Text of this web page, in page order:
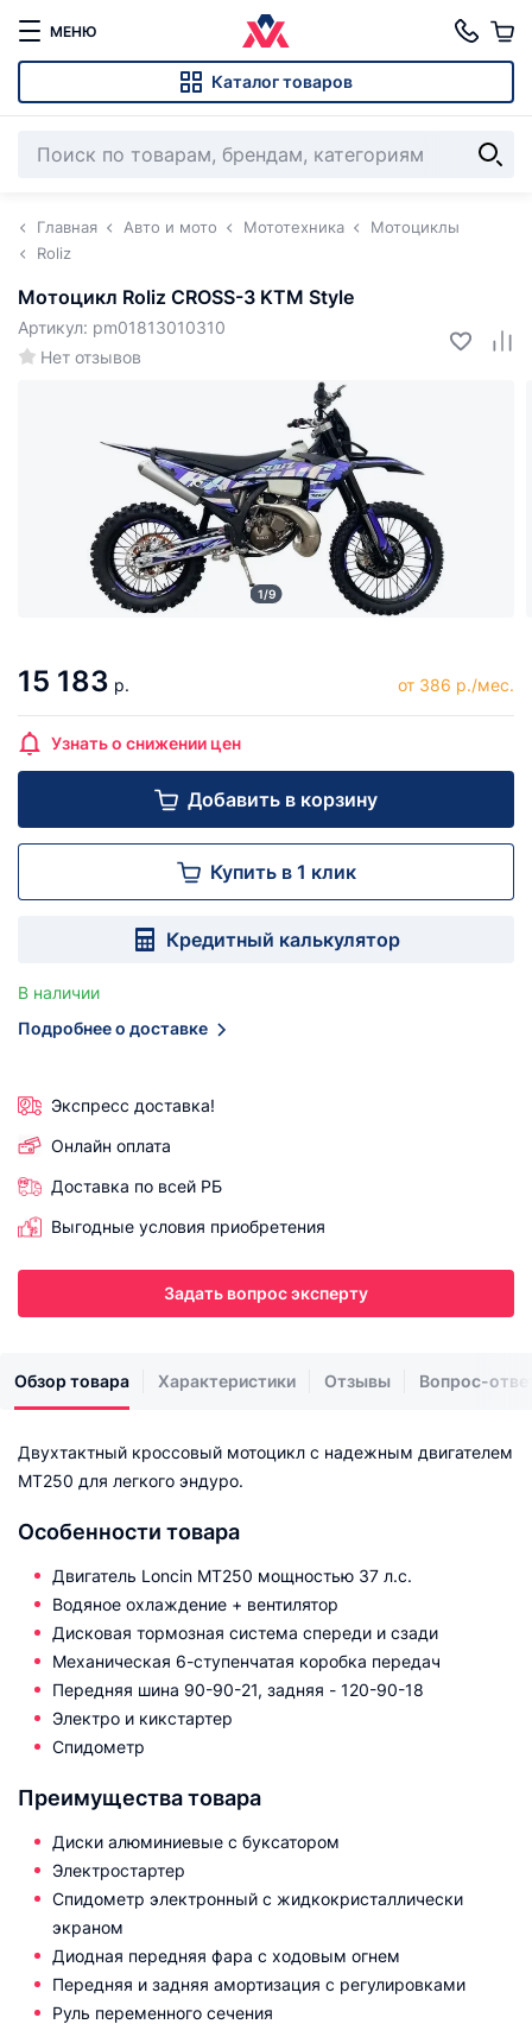
МЕНЮ
Каталог товаров
Главная Авто и мото Мототехника
Мотоциклы
Roliz
Мотоцикл Roliz CROSS-3 KTM Style
Нет отзывов
Артикул: pm01813010310
1/9
15 183 р. от 386 р./мес.
Узнать о снижении цен
Добавить в корзину
Купить в 1 клик
Кредитный калькулятор
В наличии
Подробнее о доставке
Экспресс доставка!
Онлайн оплата
Доставка по всей РБ
Выгодные условия приобретения
Задать вопрос эксперту
Обзор товара Характеристики Отзывы Вопрос-
Двухтактный кроссовый мотоцикл с надежным двигателем
МТ250 для легкого эндуро.
Особенности товара
Двигатель Loncin МТ250 мощностью 37 л.с.
Водяное охлаждение + вентилятор
Дисковая тормозная система спереди и сзади
Механическая 6-ступенчатая коробка передач
Передняя шина 90-90-21, задняя - 120-90-18
Электро и кикстартер
Спидометр
Преимущества товара
Диски алюминиевые с буксатором
Электростартер
Спидометр электронный с жидкокристаллически
экраном
Диодная передняя фара с ходовым огнем
Передняя и задняя амортизация с регулировками
Руль переменного сечения